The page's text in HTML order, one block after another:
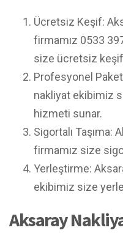
Ücretsiz Keşif:
firmamız 0533
size ücretsiz
Profesyonel
nakliyat ekibimiz
hizmeti sunar.
Sigortalı Taşıma:
firmamız size
Yerleştirme:
ekibimiz size
Aksaray